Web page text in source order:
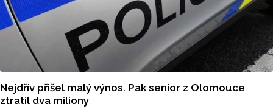
Nejdřív přišel malý výnos. Pak senior z Olomouce
ztratil dva miliony